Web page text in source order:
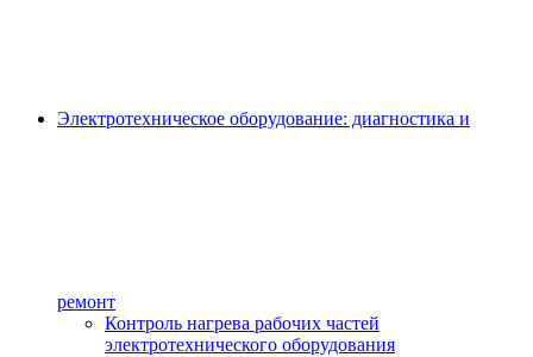
Электротехническое оборудование: диагностика и
ремонт
Контроль нагрева рабочих частей
электротехнического оборудования